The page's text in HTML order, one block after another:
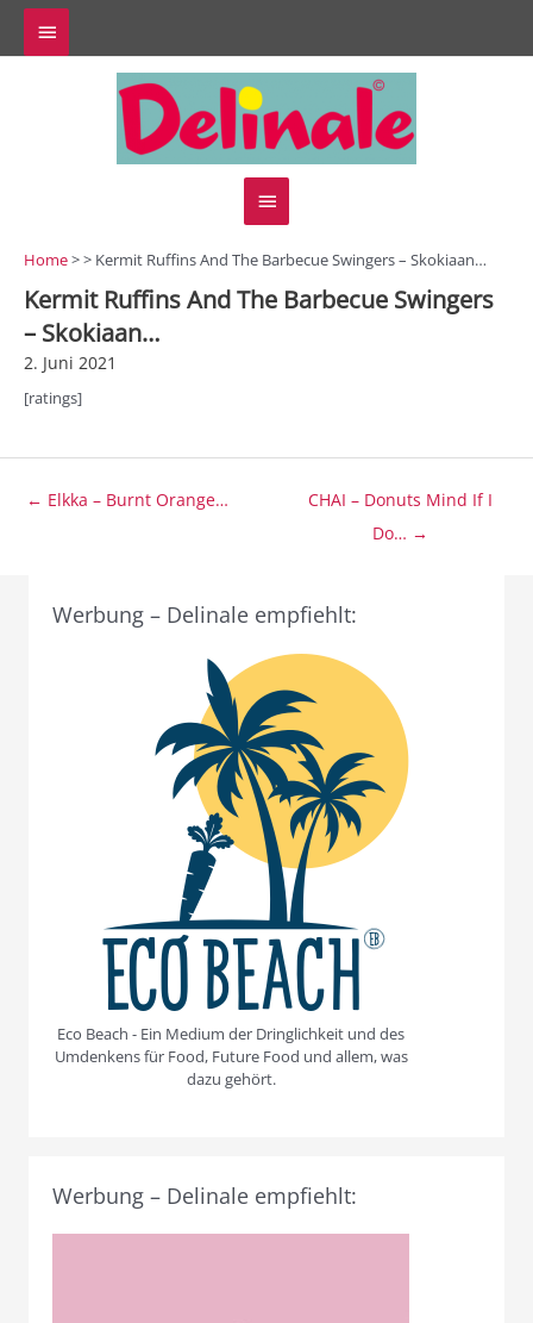
Zum
Inhalt
springen
Above
Hauptmenü
Home> > Kermit Ruffins And The Barbecue Swingers – Skokiaan…
Kermit Ruffins And The Barbecue Swingers
– Skokiaan…
2. Juni 2021
[ratings]
Beitragsnavigation
← Elkka – Burnt Orange…
CHAI – Donuts Mind If I
Do… →
Werbung – Delinale empfiehlt:
Eco Beach - Ein Medium der Dringlichkeit und des
Umdenkens für Food, Future Food und allem, was
dazu gehört.
Werbung – Delinale empfiehlt: